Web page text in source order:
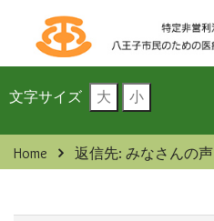
文字サイズ 大 小
Home 返信先: みなさんの声